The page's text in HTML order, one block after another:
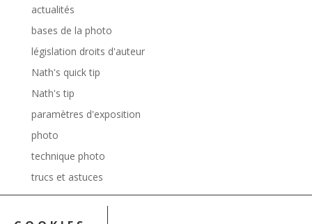
actualités
bases de la photo
législation droits d'auteur
Nath's quick tip
Nath's tip
paramètres d'exposition
photo
technique photo
trucs et astuces